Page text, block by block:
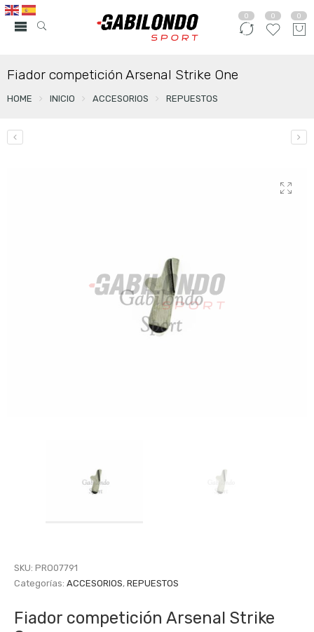
0 0 0
Fiador competición Arsenal Strike One
HOME INICIO ACCESORIOS REPUESTOS
SKU: PRO07791
Categorías: ACCESORIOS, REPUESTOS
Fiador competición Arsenal Strike